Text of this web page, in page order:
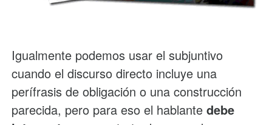
Igualmente podemos usar el subjuntivo
cuando el discurso directo incluye una
perífrasis de obligación o una construcción
parecida, pero para eso el hablante debe